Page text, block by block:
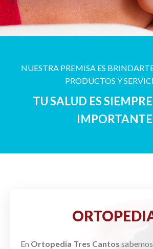
NUESTRA PREMISA ES
PRODUCTOS Y
TU SALUD ES
IMPORTANTE
En Ortopedia Tres Cantos